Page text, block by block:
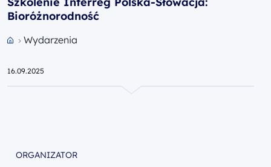
Bioróżnorodność
Wydarzenia
16.09.2025
ORGANIZATOR